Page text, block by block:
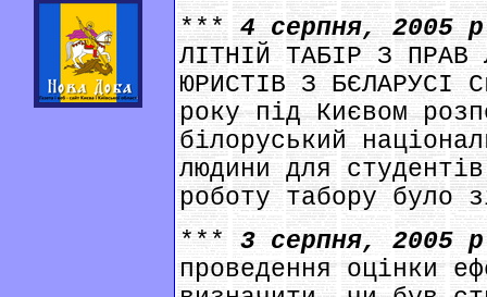
***4 серпня, 2005
ЛІТНІЙ ТАБІР З ПРАВ
ЮРИСТІВ З БЄЛАРУСІ
року під Києвом
білоруський
людини для
роботу табору було
***3 серпня, 2005
проведення оцінки